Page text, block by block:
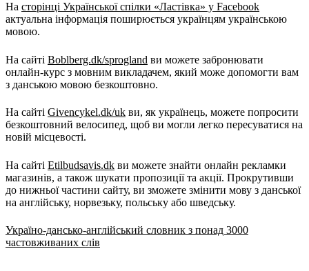
На сторінці Української спілки «Ластівка» у Facebook
актуальна інформація поширюється українцям українською
мовою.
На сайті Boblberg.dk/sprogland ви можете забронювати
онлайн-курс з мовним викладачем, який може допомогти вам
з данською мовою безкоштовно.
На сайті Givencykel.dk/uk ви, як українець, можете попросити
безкоштовний велосипед, щоб ви могли легко пересуватися на
новій місцевості.
На сайті Etilbudsavis.dk ви можете знайти онлайн рекламки
магазинів, а також шукати пропозиції та акції. Прокрутивши
до нижньої частини сайту, ви зможете змінити мову з данської
на англійську, норвезьку, польську або шведську.
Україно-дансько-англійський словник з понад 3000
частовживаних слів